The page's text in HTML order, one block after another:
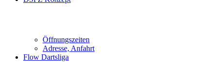
Öffnungszeiten
Adresse, Anfahrt
Flow Dartsliga